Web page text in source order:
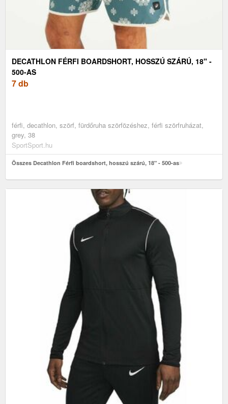
DECATHLON FÉRFI BOARDSHORT, HOSSZÚ SZÁRÚ, 18" -
500-AS
7 db
férfi, decathlon, szörf, fürdőruha szörfözéshez, férfi szörfruházat,
grey, 38
SportSport.hu
Összes Decathlon Férfi boardshort, hosszú szárú, 18" - 500-as